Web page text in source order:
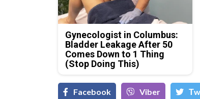
Gynecologist in Columbus:
Bladder Leakage After 50
Comes Down to 1 Thing
(Stop Doing This)
Facebook Viber